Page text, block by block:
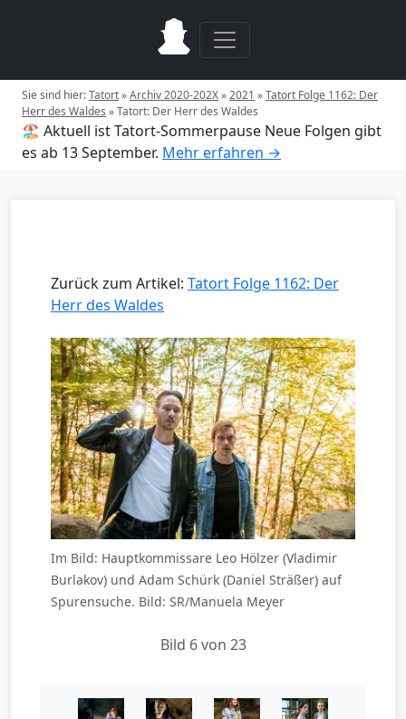
Sie sind hier:Tatort»Archiv 2020-202X»2021 »Tatort Folge 1162: Der
Herr des Waldes »Tatort: Der Herr des Waldes
🏖️ Aktuell ist Tatort-Sommerpause Neue Folgen gibt
es ab 13 September. Mehr erfahren →
Zurück zum Artikel: Tatort Folge 1162: Der
Herr des Waldes
Im Bild: Hauptkommissare Leo Hölzer (Vladimir
Burlakov) und Adam Schürk (Daniel Sträßer) auf
Spurensuche. Bild: SR/Manuela Meyer
Bild 6 von 23